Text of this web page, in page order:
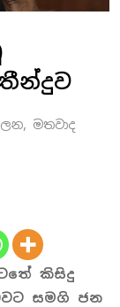
, මතවාද
කිසිදු
සමගි ජන